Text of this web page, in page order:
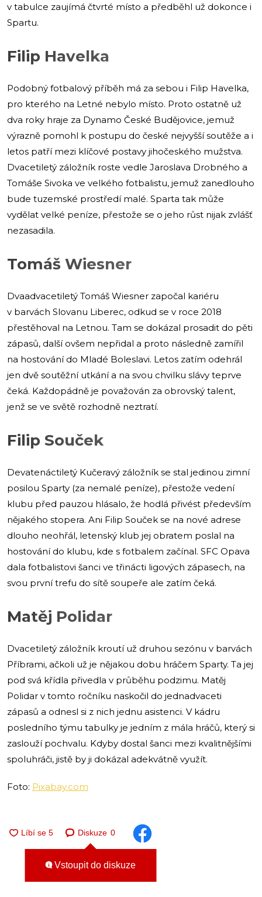
v tabulce zaujímá čtvrté místo a předběhl už dokonce i
Spartu.
Filip Havelka
Podobný fotbalový příběh má za sebou i Filip Havelka,
pro kterého na Letné nebylo místo. Proto ostatně už
dva roky hraje za Dynamo České Budějovice, jemuž
výrazně pomohl k postupu do české nejvyšší soutěže a i
letos patří mezi klíčové postavy jihočeského mužstva.
Dvacetiletý záložník roste vedle Jaroslava Drobného a
Tomáše Sivoka ve velkého fotbalistu, jemuž zanedlouho
bude tuzemské prostředí malé. Sparta tak může
vydělat velké peníze, přestože se o jeho růst nijak zvlášť
nezasadila.
Tomáš Wiesner
Dvaadvacetiletý Tomáš Wiesner započal kariéru
v barvách Slovanu Liberec, odkud se v roce 2018
přestěhoval na Letnou. Tam se dokázal prosadit do pěti
zápasů, další ovšem nepřidal a proto následně zamířil
na hostování do Mladé Boleslavi. Letos zatím odehrál
jen dvě soutěžní utkání a na svou chvilku slávy teprve
čeká. Každopádně je považován za obrovský talent,
jenž se ve světě rozhodně neztratí.
Filip Souček
Devatenáctiletý Kučeravý záložník se stal jedinou zimní
posilou Sparty (za nemalé peníze), přestože vedení
klubu před pauzou hlásalo, že hodlá přivést především
nějakého stopera. Ani Filip Souček se na nové adrese
dlouho neohřál, letenský klub jej obratem poslal na
hostování do klubu, kde s fotbalem začínal. SFC Opava
dala fotbalistovi šanci ve třinácti ligových zápasech, na
svou první trefu do sítě soupeře ale zatím čeká.
Matěj Polidar
Dvacetiletý záložník kroutí už druhou sezónu v barvách
Příbrami, ačkoli už je nějakou dobu hráčem Sparty. Ta jej
pod svá křídla přivedla v průběhu podzimu. Matěj
Polidar v tomto ročníku naskočil do jednadvaceti
zápasů a odnesl si z nich jednu asistenci. V kádru
posledního týmu tabulky je jedním z mála hráčů, který si
zaslouží pochvalu. Kdyby dostal šanci mezi kvalitnějšími
spoluhráči, jistě by ji dokázal adekvátně využít.
Foto: Pixabay.com
Diskuze 0
Vstoupit do diskuze